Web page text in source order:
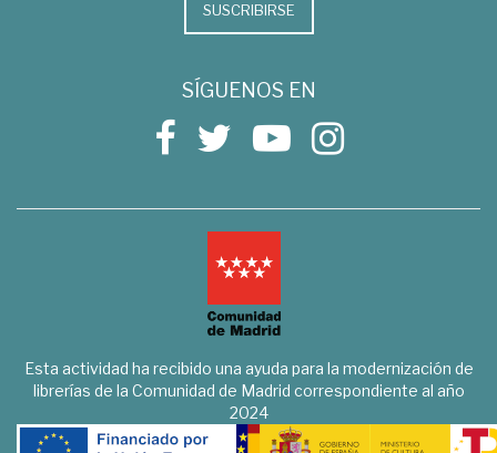
SUSCRIBIRSE
SÍGUENOS EN
Esta actividad ha recibido una ayuda para la modernización de
librerías de la Comunidad de Madrid correspondiente al año
2024